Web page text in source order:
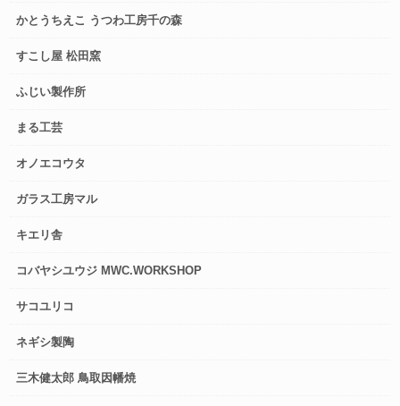
かとうちえこ うつわ工房千の森
すこし屋 松田窯
ふじい製作所
まる工芸
オノエコウタ
ガラス工房マル
キエリ舎
コバヤシユウジ MWC.WORKSHOP
サコユリコ
ネギシ製陶
三木健太郎 鳥取因幡焼